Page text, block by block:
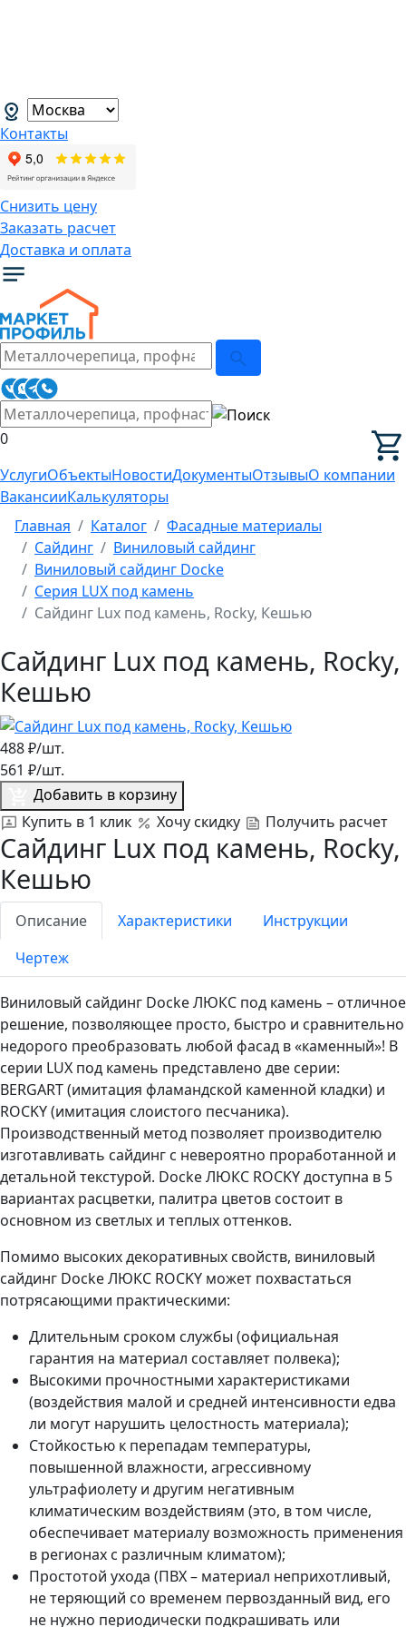
Контакты
Снизить цену
Заказать расчет
Доставка и оплата
0
УслугиОбъектыНовостиДокументыОтзывыО компании
ВакансииКалькуляторы
Главная
Каталог
Фасадные материалы
Сайдинг
Виниловый сайдинг
Виниловый сайдинг Docke
Серия LUX под камень
Сайдинг Lux под камень, Rocky, Кешью
Сайдинг Lux под камень, Rocky,
Кешью
488₽/шт.
561 ₽/шт.
Добавить в корзину
Купить в 1 клик
Хочу скидку Получить расчет
Сайдинг Lux под камень, Rocky,
Кешью
Описание Характеристики
Инструкции
Чертеж
Виниловый сайдинг Docke ЛЮКС под камень – отличное
решение, позволяющее просто, быстро и сравнительно
недорого преобразовать любой фасад в «каменный»! В
серии LUX под камень представлено две серии:
BERGART (имитация фламандской каменной кладки) и
ROCKY (имитация слоистого песчаника).
Производственный метод позволяет производителю
изготавливать сайдинг с невероятно проработанной и
детальной текстурой. Docke ЛЮКС ROCKY доступна в 5
вариантах расцветки, палитра цветов состоит в
основном из светлых и теплых оттенков.
Помимо высоких декоративных свойств, виниловый
сайдинг Docke ЛЮКС ROCKY может похвастаться
потрясающими практическими:
Длительным сроком службы (официальная
гарантия на материал составляет полвека);
Высокими прочностными характеристиками
(воздействия малой и средней интенсивности едва
ли могут нарушить целостность материала);
Стойкостью к перепадам температуры,
повышенной влажности, агрессивному
ультрафиолету и другим негативным
климатическим воздействиям (это, в том числе,
обеспечивает материалу возможность применения
в регионах с различным климатом);
Простотой ухода (ПВХ – материал неприхотливый,
не теряющий со временем первозданный вид, его
не нужно периодически подкрашивать или